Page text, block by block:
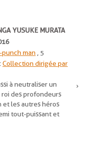
YUSUKE MURATA
punch man , 5
Collection dirigée par
à neutraliser un
des profondeurs
et les autres héros
tout-puissant et